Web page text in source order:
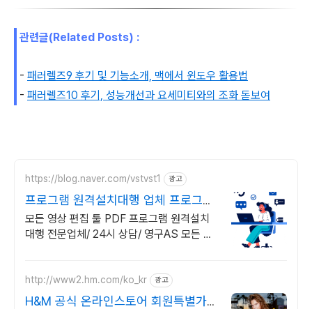
관련글(Related Posts) :
- 패러렐즈9 후기 및 기능소개, 맥에서 윈도우 활용법
- 패러렐즈10 후기, 성능개선과 요세미티와의 조화 돋보여
https://blog.naver.com/vstvst1 광고
프로그램 원격설치대행 업체 프로그램
원격설치대행 전문
모든 영상 편집 툴 PDF 프로그램 원격설치
대행 전문업체/ 24시 상담/ 영구AS 모든 영
http://www2.hm.com/ko_kr 광고
H&M 공식 온라인스토어 회원특별가